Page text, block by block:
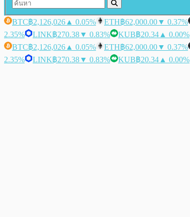
BTC฿2,126,026 ▲ 0.05% ETH฿62,000.00▼ 0.37%
2.35%
LINK฿270.38▼ 0.83% KUB฿20.34 ▲ 0.00%
BTC฿2,126,026 ▲ 0.05% ETH฿62,000.00▼ 0.37%
2.35%
LINK฿270.38▼ 0.83% KUB฿20.34 ▲ 0.00%